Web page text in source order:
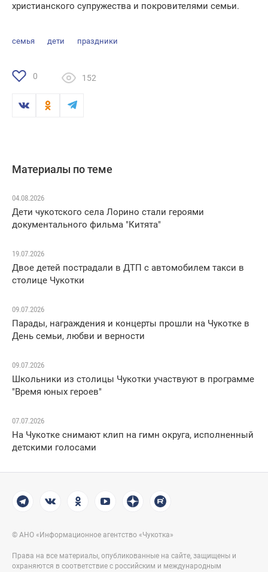
христианского супружества и покровителями семьи.
семья дети праздники
0 152
Материалы по теме
04.08.2026
Дети чукотского села Лорино стали героями
документального фильма "Китята"
19.07.2026
Двое детей пострадали в ДТП с автомобилем такси в
столице Чукотки
09.07.2026
Парады, награждения и концерты прошли на Чукотке в
День семьи, любви и верности
09.07.2026
Школьники из столицы Чукотки участвуют в программе
"Время юных героев"
07.07.2026
На Чукотке снимают клип на гимн округа, исполненный
детскими голосами
© АНО «Информационное агентство «Чукотка»
Права на все материалы, опубликованные на сайте, защищены и
охраняются в соответствие с российским и международным